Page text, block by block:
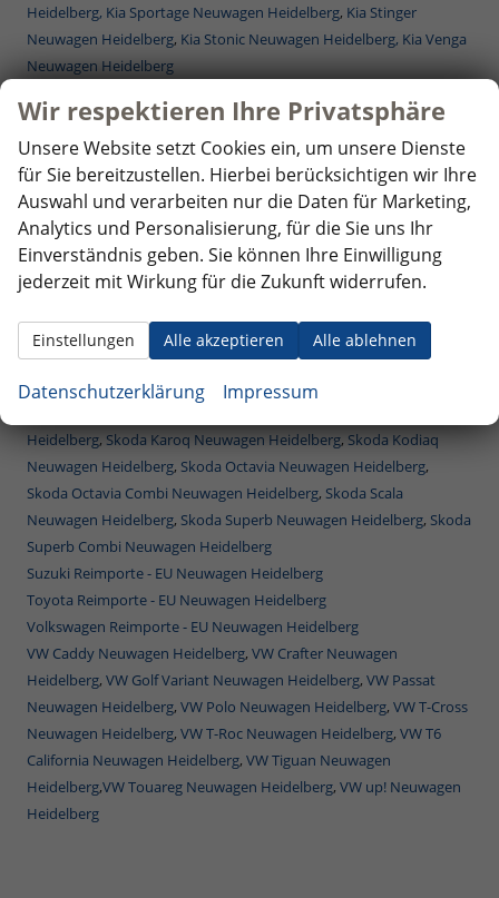
Heidelberg, Kia Sportage Neuwagen Heidelberg, Kia Stinger
Neuwagen Heidelberg, Kia Stonic Neuwagen Heidelberg, Kia Venga
Neuwagen Heidelberg
Nissan Reimporte - EU Neuwagen Heidelberg
Opel Reimporte - EU Neuwagen Heidelberg
Peugeot Reimporte - EU Neuwagen Heidelberg
Renault Reimporte - EU Neuwagen Heidelberg
Seat Reimporte - EU Neuwagen Heidelberg
Seat Alhambra Neuwagen Heidelberg,Seat Arona Combi
Neuwagen Heidelberg,Seat Ateca Neuwagen Heidelberg,Seat Ibiza
Sportstourer ST Neuwagen Heidelberg
Seat Tarraco Neuwagen
Heidelberg
Skoda Reimporte - EU Neuwagen Heidelberg
Heidelberg, Skoda Karoq Neuwagen Heidelberg, Skoda Kodiaq
Neuwagen Heidelberg, Skoda Octavia Neuwagen Heidelberg,
Skoda Octavia Combi Neuwagen Heidelberg, Skoda Scala
Neuwagen Heidelberg, Skoda Superb Neuwagen Heidelberg, Skoda
Superb Combi Neuwagen Heidelberg
Suzuki Reimporte - EU Neuwagen Heidelberg
Toyota Reimporte - EU Neuwagen Heidelberg
Volkswagen Reimporte - EU Neuwagen Heidelberg
VW Caddy Neuwagen Heidelberg, VW Crafter Neuwagen
Heidelberg, VW Golf Variant Neuwagen Heidelberg, VW Passat
Neuwagen Heidelberg, VW Polo Neuwagen Heidelberg, VW T-Cross
Neuwagen Heidelberg, VW T-Roc Neuwagen Heidelberg, VW T6
California Neuwagen Heidelberg, VW Tiguan Neuwagen
Heidelberg,VW Touareg Neuwagen Heidelberg, VW up! Neuwagen
Heidelberg
Wir respektieren Ihre Privatsphäre
Unsere Website setzt Cookies ein, um unsere Dienste
für Sie bereitzustellen. Hierbei berücksichtigen wir Ihre
Auswahl und verarbeiten nur die Daten für Marketing,
Analytics und Personalisierung, für die Sie uns Ihr
Einverständnis geben. Sie können Ihre Einwilligung
jederzeit mit Wirkung für die Zukunft widerrufen.
Alle akzeptieren Alle ablehnen
Einstellungen
Datenschutzerklärung Impressum